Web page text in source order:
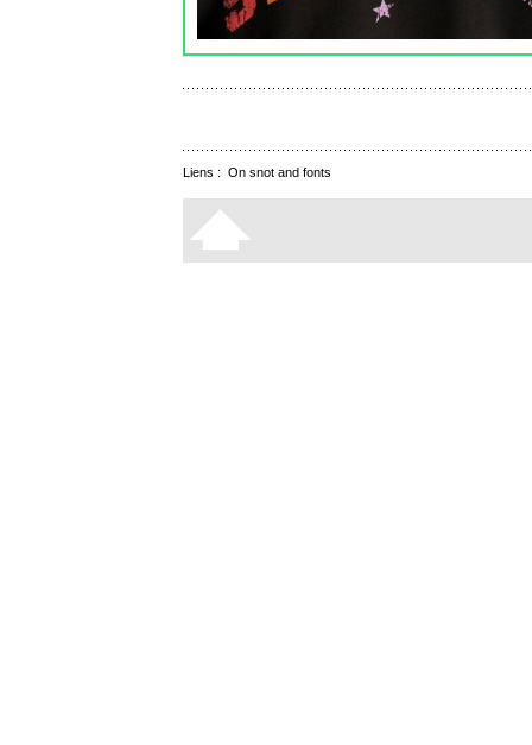
Liens : On snot and fonts